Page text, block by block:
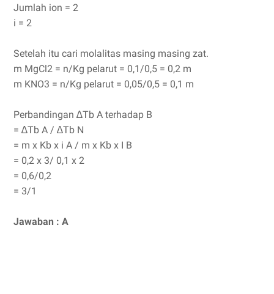
Jumlah ion = 2
i = 2
Setelah itu cari molalitas masing masing zat.
m MgCl2 = n/Kg pelarut = 0,1/0,5 = 0,2 m
m KNO3 = n/Kg pelarut = 0,05/0,5 = 0,1 m
Perbandingan ∆Tb A terhadap B
= ∆Tb A / ∆Tb N
= m x Kb x i A / m x Kb x I B
= 0,2 x 3/ 0,1 x 2
= 0,6/0,2
= 3/1
Jawaban : A